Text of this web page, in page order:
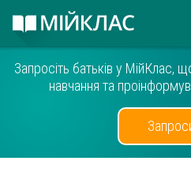
Запросіть батьків у МійКлас,
навчання та